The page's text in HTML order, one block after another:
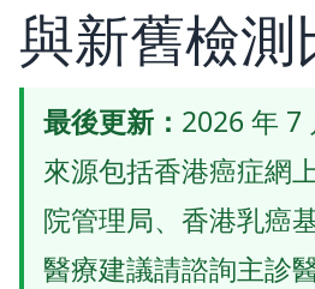
與新舊檢測
最後更新： 2026 年 7
來源包括香港癌症網
院管理局、香港乳癌
醫療建議請諮詢主診